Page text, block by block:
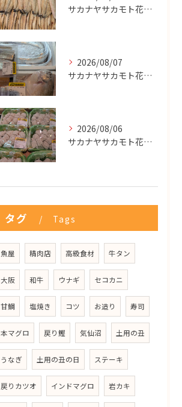
サカナヤサカモト花園店
2026/08/07
サカナヤサカモト花園店
2026/08/06
サカナヤサカモト花園店
タグ Tags
魚屋 精肉店 高級食材 牛タン
大阪 和牛 ウナギ セコカニ
甘鯛 塩焼き コツ お造り 寿司
本マグロ 戻り鰹 気仙沼 土用の丑
うなぎ 土用の丑の日 ステーキ
戻りカツオ インドマグロ 岩カキ